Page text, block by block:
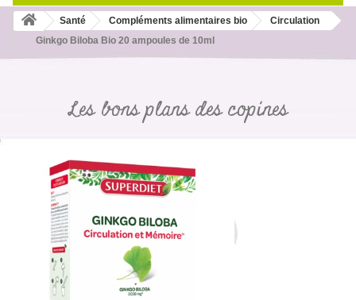
Santé Compléments alimentaires bio
Circulation
Ginkgo Biloba Bio 20 ampoules de 10ml
Les bons plans des copines